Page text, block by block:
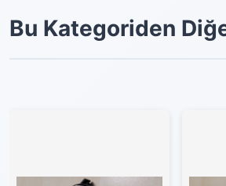
Bu Kategoriden